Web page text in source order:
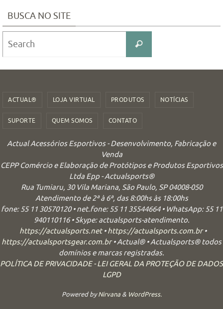
BUSCA NO SITE
Search
ACTUAL® LOJA VIRTUAL PRODUTOS NOTÍCIAS
SUPORTE QUEM SOMOS CONTATO
Actual Acessórios Esportivos - Desenvolvimento, Fabricação e
Venda
CEPP Comércio e Elaboração de Protótipos e Produtos Esportivos
Ltda Epp - Actualsports®
Rua Tumiaru, 30 Vila Mariana, São Paulo, SP 04008-050
Atendimento de 2ª à 6ª, das 8:00hs às 18:00hs
fone: 55 11 30570120 • net.fone: 55 11 35544664 • WhatsApp: 55 11
940110116 • Skype: actualsports-atendimento.
https://actualsports.net•https://actualsports.com.br•
https://actualsportsgear.com.br• Actual® • Actualsports® todos
domínios e marcas registradas.
POLÍTICA DE PRIVACIDADE - LEI GERAL DA PROTEÇÃO DE DADOS
LGPD
Powered byNirvana& WordPress.